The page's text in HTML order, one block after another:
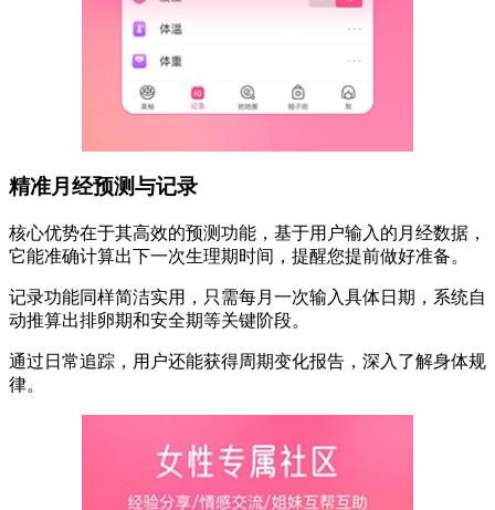
精准月经预测与记录
核心优势在于其高效的预测功能，基于用户输入的月经数据，
它能准确计算出下一次生理期时间，提醒您提前做好准备。
记录功能同样简洁实用，只需每月一次输入具体日期，系统自
动推算出排卵期和安全期等关键阶段。
通过日常追踪，用户还能获得周期变化报告，深入了解身体规
律。